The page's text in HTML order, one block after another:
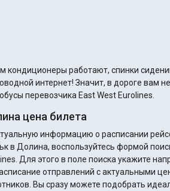
кондиционеры работают, спинки
интернет! Значит, в дороге вам
перевозчика East West Eurolines.
цена билета
информацию о расписании
в Долина, воспользуйтесь формой
Для этого в поле поиска укажите
отправлений с актуальными
рейс,